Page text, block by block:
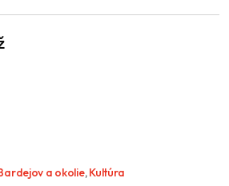
a okolie,Kultúra